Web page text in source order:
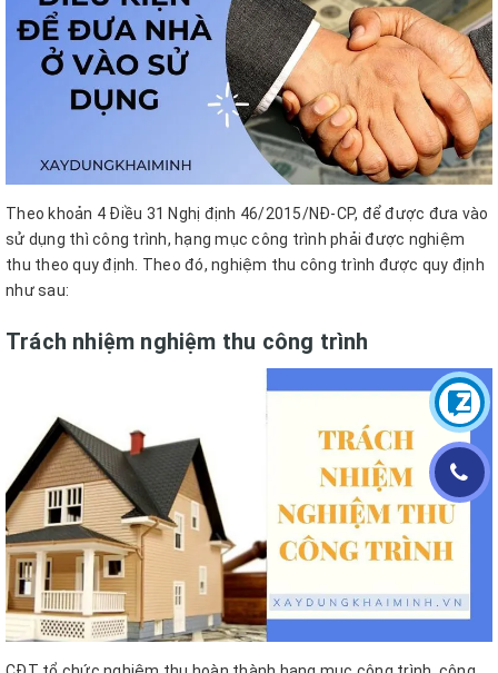
Theo khoản 4 Điều 31 Nghị định 46/2015/NĐ-CP, để được đưa vào
sử dụng thì công trình, hạng mục công trình phải được nghiệm
thu theo quy định. Theo đó, nghiệm thu công trình được quy định
như sau:
Trách nhiệm nghiệm thu công trình